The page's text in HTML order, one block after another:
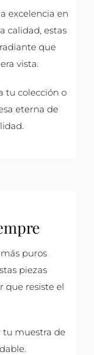
excelencia en
calidad, estas
que
vista.
tu colección o
eterna de
puros
piezas
que resiste el
tu muestra de